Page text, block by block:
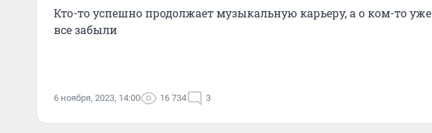
Кто-то успешно продолжает музыкальную карьеру, а о ком-то уже
все забыли
6 ноября, 2023, 14:00 16 734 3